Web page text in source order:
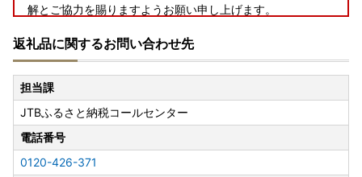
解とご協力を賜りますようお願い申し上げます。
◆お礼の品配送について◆
早期納品や納期日指定、数か月先の納品希望等のご要望はお
受けできません。
お届けまでに２～４か月かかる場合がございます。
※配送に関するお問い合わせ（ご不在日や長期不在のご予定
がある場合）は、ご寄附後に下記問い合わせフォームまたは
返礼品に関するお問い合わせ先
担当課
JTBふるさと納税コールセンター
電話番号
0120-426-371